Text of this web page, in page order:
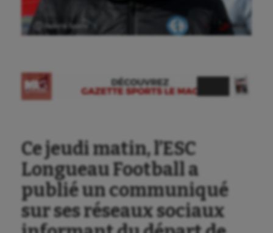
Aéronautique
Athlétisme
Ⓒ Gazette Sports
Ce jeudi matin, l’ESC
Longueau Football a
publié un communiqué
sur ses réseaux sociaux